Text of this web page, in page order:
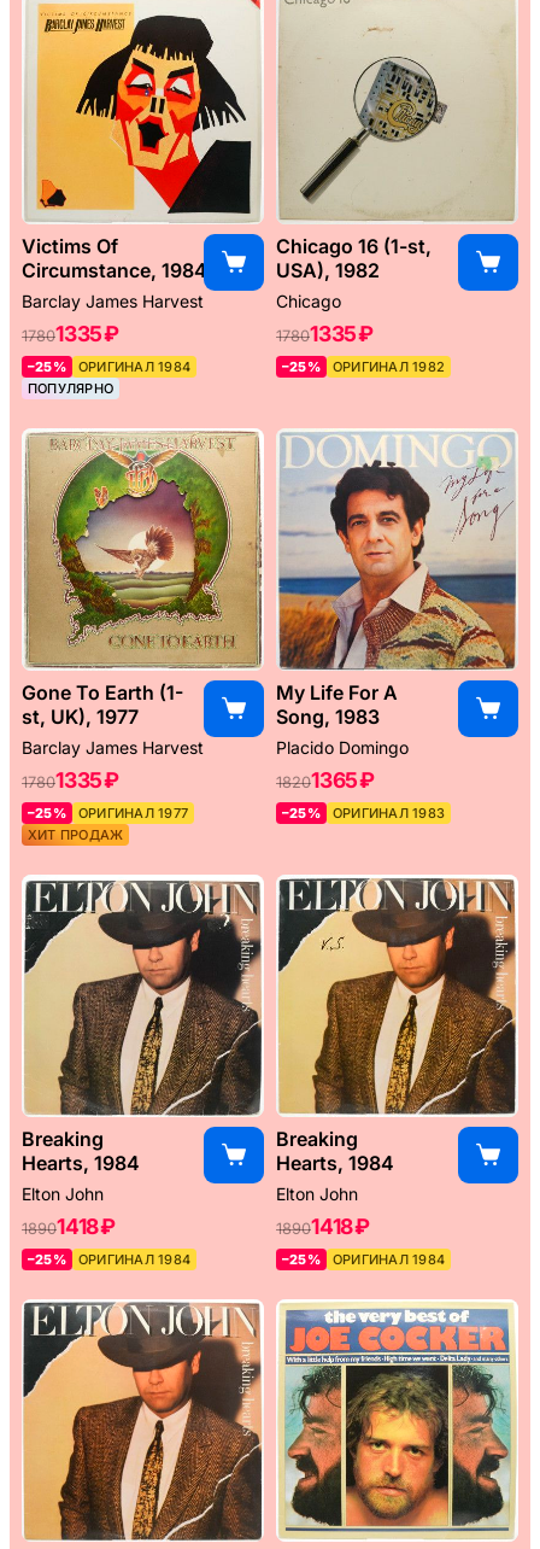
Victims Of
Circumstance, 1984
Barclay James Harvest
17801335 ₽
–25%
ОРИГИНАЛ 1984
ПОПУЛЯРНО
Chicago 16 (1-st,
USA), 1982
Chicago
17801335 ₽
–25% ОРИГИНАЛ 1982
Gone To Earth (1-
st, UK), 1977
Barclay James Harvest
17801335 ₽
–25%
ОРИГИНАЛ 1977
ХИТ ПРОДАЖ
My Life For A
Song, 1983
Placido Domingo
18201365 ₽
–25% ОРИГИНАЛ 1983
Breaking
Hearts, 1984
Elton John
18901418 ₽
–25% ОРИГИНАЛ 1984
Breaking
Hearts, 1984
Elton John
18901418 ₽
–25% ОРИГИНАЛ 1984